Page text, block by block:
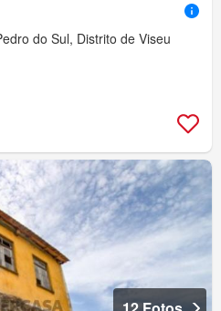
do Sul, Distrito de Viseu